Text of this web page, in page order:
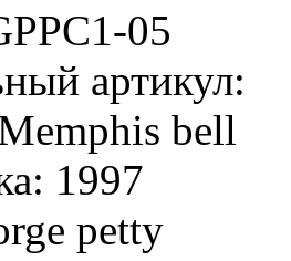
05
артикул:
bell
1997
petty